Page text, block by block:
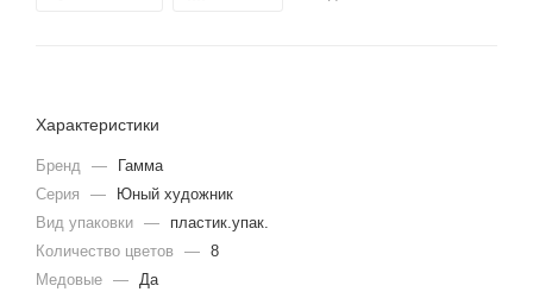
Характеристики
Бренд —
Гамма
Серия
—
Юный художник
Вид упаковки —
пластик.упак.
Количество цветов
— 8
Медовые — Да